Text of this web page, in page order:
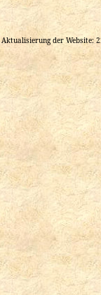
Aktualisierung der Website: